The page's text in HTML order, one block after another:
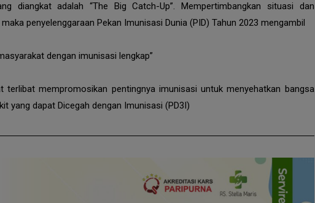
diangkat adalah “The Big Catch-Up”. Mempertimbangkan situasi dan
penyelenggaraan Pekan Imunisasi Dunia (PID) Tahun 2023 mengambil
dengan imunisasi lengkap”
terlibat mempromosikan pentingnya imunisasi untuk menyehatkan bangsa
yang dapat Dicegah dengan Imunisasi (PD3I)